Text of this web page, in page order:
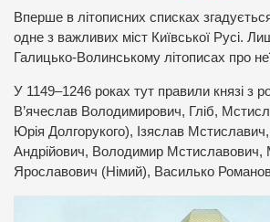
Вперше в літописних списках
одне з важливих міст Київської Русі.
Галицько-Волинському літописах про
У 1149–1246 роках тут правили князі з
В’ячеслав Володимирович, Гліб,
Юрія Долгорукого), Ізяслав
Андрійович, Володимир Мстиславович,
Ярославович (Німий), Василько